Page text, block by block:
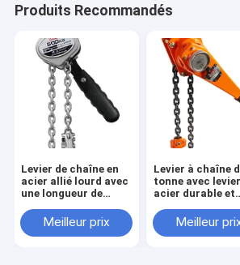
Produits Recommandés
Levier de chaîne en
acier allié lourd avec
une longueur de
et une durabilité
améliorée
Meilleur prix
Levier à chaîne
tonne avec
acier durable et
Meilleur